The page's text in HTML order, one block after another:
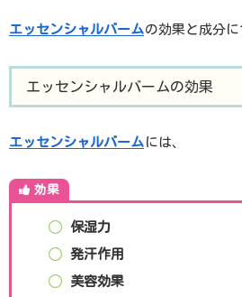
エッセンシャルバームの効果と成分に
エッセンシャルバームの効果
エッセンシャルバーム には、
効果
保湿力
発汗作用
美容効果